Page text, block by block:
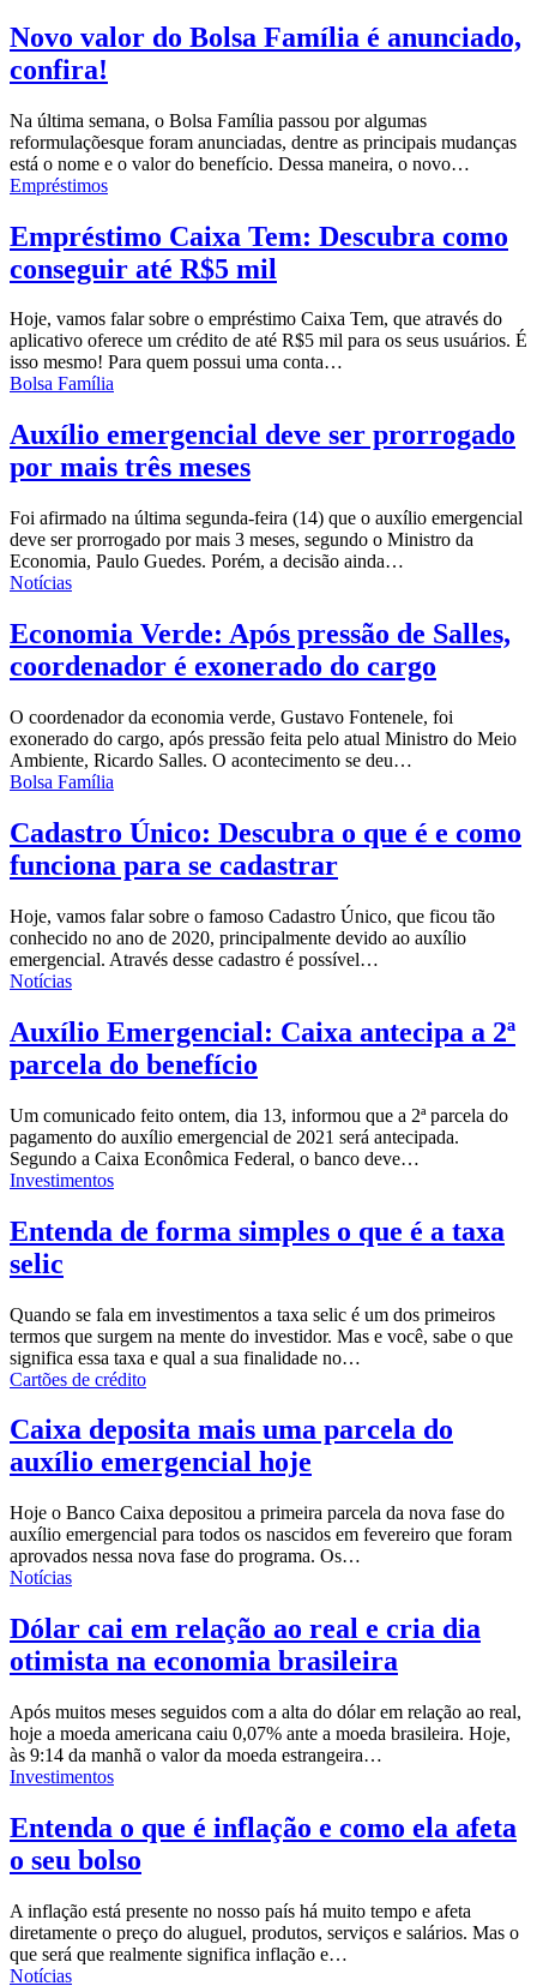
Novo valor do Bolsa Família é anunciado,
confira!
Na última semana, o Bolsa Família passou poralgumas
reformulaçõesque foram anunciadas, dentre as principais mudanças
está o nome e o valor do benefício. Dessa maneira, o novo…
Empréstimos
Empréstimo Caixa Tem: Descubra como
conseguir até R$5 mil
Hoje, vamos falar sobre o empréstimo Caixa Tem, que através do
aplicativo oferece um crédito de até R$5 mil para os seus usuários. É
isso mesmo! Para quem possui uma conta…
Bolsa Família
Auxílio emergencial deve ser prorrogado
por mais três meses
Foi afirmado na última segunda-feira (14) que o auxílio emergencial
deve ser prorrogado por mais 3 meses, segundo o Ministro da
Economia, Paulo Guedes. Porém, a decisão ainda…
Notícias
Economia Verde: Após pressão de Salles,
coordenador é exonerado do cargo
O coordenador da economia verde, Gustavo Fontenele, foi
exonerado do cargo, após pressão feita pelo atual Ministro do Meio
Ambiente, Ricardo Salles. O acontecimento se deu…
Bolsa Família
Cadastro Único: Descubra o que é e como
funciona para se cadastrar
Hoje, vamos falar sobre o famoso Cadastro Único, que ficou tão
conhecido no ano de 2020, principalmente devido ao auxílio
emergencial. Através desse cadastro é possível…
Notícias
Auxílio Emergencial: Caixa antecipa a 2ª
parcela do benefício
Um comunicado feito ontem, dia 13, informou que a 2ª parcela do
pagamento do auxílio emergencial de 2021 será antecipada.
Segundo a Caixa Econômica Federal, o banco deve…
Investimentos
Entenda de forma simples o que é a taxa
selic
Quando se fala em investimentos a taxa selic é um dos primeiros
termos que surgem na mente do investidor. Mas e você, sabe o que
significa essa taxa e qual a sua finalidade no…
Cartões de crédito
Caixa deposita mais uma parcela do
auxílio emergencial hoje
Hoje o Banco Caixa depositou a primeira parcela da nova fase do
auxílio emergencial para todos os nascidos em fevereiro que foram
aprovados nessa nova fase do programa. Os…
Notícias
Dólar cai em relação ao real e cria dia
otimista na economia brasileira
Após muitos meses seguidos com a alta do dólar em relação ao real,
hoje a moeda americana caiu 0,07% ante a moeda brasileira. Hoje,
às 9:14 da manhã o valor da moeda estrangeira…
Investimentos
Entenda o que é inflação e como ela afeta
o seu bolso
A inflação está presente no nosso país há muito tempo e afeta
diretamente o preço do aluguel, produtos, serviços e salários. Mas o
que será que realmente significa inflação e…
Notícias